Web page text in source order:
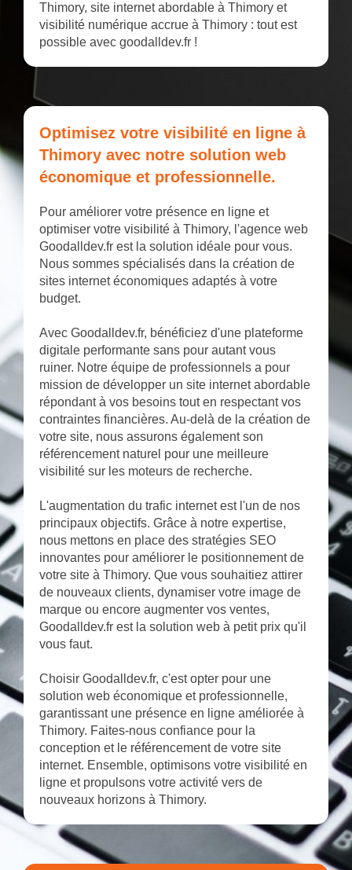
Thimory, site internet abordable à Thimory et
visibilité numérique accrue à Thimory : tout est
possible avec goodalldev.fr !
Optimisez votre visibilité en ligne à
Thimory avec notre solution web
économique et professionnelle.
Pour améliorer votre présence en ligne et
optimiser votre visibilité à Thimory, l'agence web
Goodalldev.fr est la solution idéale pour vous.
Nous sommes spécialisés dans la création de
sites internet économiques adaptés à votre
budget.
Avec Goodalldev.fr, bénéficiez d'une plateforme
digitale performante sans pour autant vous
ruiner. Notre équipe de professionnels a pour
mission de développer un site internet abordable
répondant à vos besoins tout en respectant vos
contraintes financières. Au-delà de la création de
votre site, nous assurons également son
référencement naturel pour une meilleure
visibilité sur les moteurs de recherche.
L'augmentation du trafic internet est l'un de nos
principaux objectifs. Grâce à notre expertise,
nous mettons en place des stratégies SEO
innovantes pour améliorer le positionnement de
votre site à Thimory. Que vous souhaitiez attirer
de nouveaux clients, dynamiser votre image de
marque ou encore augmenter vos ventes,
Goodalldev.fr est la solution web à petit prix qu'il
vous faut.
Choisir Goodalldev.fr, c'est opter pour une
solution web économique et professionnelle,
garantissant une présence en ligne améliorée à
Thimory. Faites-nous confiance pour la
conception et le référencement de votre site
internet. Ensemble, optimisons votre visibilité en
ligne et propulsons votre activité vers de
nouveaux horizons à Thimory.